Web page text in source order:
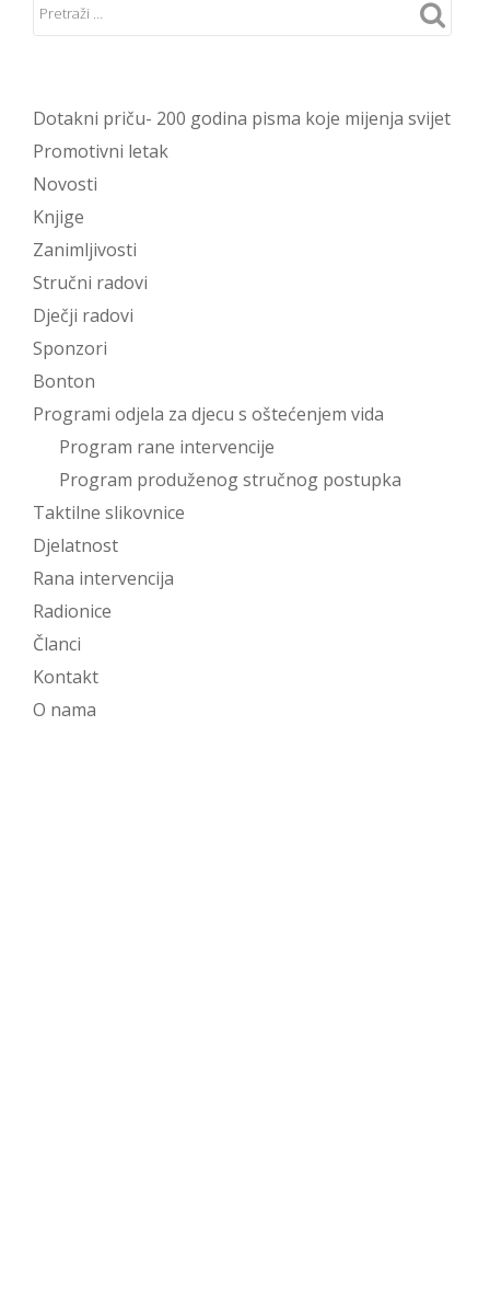
Dotakni priču- 200 godina pisma koje mijenja svijet
Promotivni letak
Novosti
Knjige
Zanimljivosti
Stručni radovi
Dječji radovi
Sponzori
Bonton
Programi odjela za djecu s oštećenjem vida
Program rane intervencije
Program produženog stručnog postupka
Taktilne slikovnice
Djelatnost
Rana intervencija
Radionice
Članci
Kontakt
O nama